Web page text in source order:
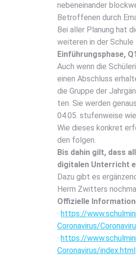
neben­ein­an­der
Betrof­fe­nen durch
Bei aller Pla­nung hat
wei­te­ren in der
Ein­füh­rungs­pha­se,
Auch wenn die
einen Abschluss
die Grup­pe der
ten. Sie wer­den
04.05. stu­fen­wei­se
Wie die­ses kon­kret
den fol­gen.
Bis dahin gilt, dass
digi­ta­len Unter­richt
Dazu gibt es
Herrn Zwit­ters
Offi­zi­el­le
· https://
Coronavirus/
· https://
Coronavirus/index.html